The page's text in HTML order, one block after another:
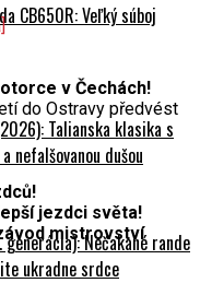
CB650R: Veľký súboj
Talianska klasika s
nefalšovanou dušou
Nečakané rande
ukradne srdce
v Čechách!
do Ostravy předvést
jezdci světa!
mistrovství